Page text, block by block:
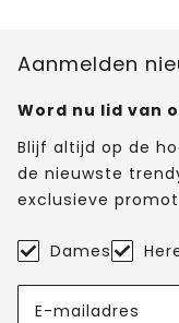
Aanmelden
Word nu lid van
Blijf altijd op de
de nieuwste
exclusieve
Dames
E-mailadres